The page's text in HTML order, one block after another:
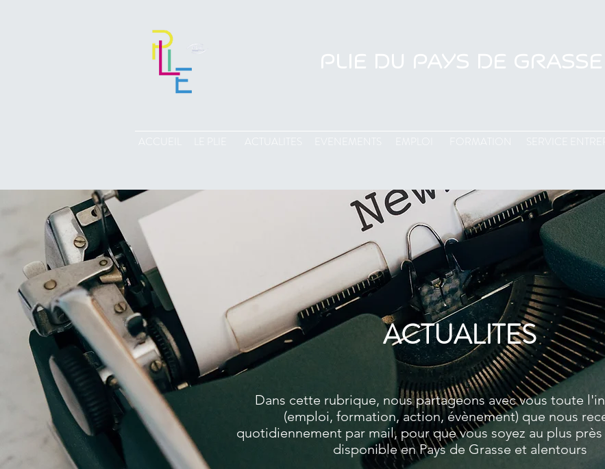
PLIE DU PAYS DE GRASSE
ACTUALITES EVENEMENTS FORMATION SERVICE
ACTUALITES
Dans cette rubrique, nous partageons avec vous toute
(emploi, formation, action, évènement) que nous
quotidiennement par mail, pour que vous soyez au plus
disponible en Pays de Grasse et alentours